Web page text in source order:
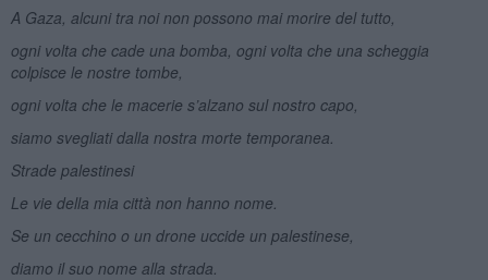
A Gaza, alcuni tra noi non possono mai morire del tutto,
ogni volta che cade una bomba, ogni volta che una scheggia
colpisce le nostre tombe,
ogni volta che le macerie s’alzano sul nostro capo,
siamo svegliati dalla nostra morte temporanea.
Strade palestinesi
Le vie della mia città non hanno nome.
Se un cecchino o un drone uccide un palestinese,
diamo il suo nome alla strada.